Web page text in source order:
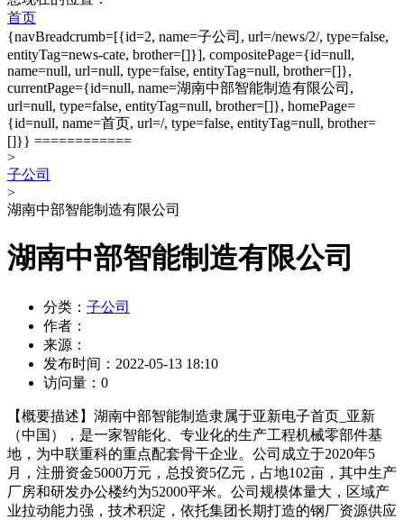
首页
{navBreadcrumb=[{id=2, name=子公司, url=/news/2/, type=false,
entityTag=news-cate, brother=[]}], compositePage={id=null,
name=null, url=null, type=false, entityTag=null, brother=[]},
currentPage={id=null, name=湖南中部智能制造有限公司,
url=null, type=false, entityTag=null, brother=[]}, homePage=
{id=null, name=首页, url=/, type=false, entityTag=null, brother=
[]}} ============
>
子公司
>
湖南中部智能制造有限公司
湖南中部智能制造有限公司
分类： 子公司
作者：
来源：
发布时间： 2022-05-13 18:10
访问量： 0
【概要描述】 湖南中部智能制造隶属于亚新电子首页_亚新
（中国），是一家智能化、专业化的生产工程机械零部件基
地，为中联重科的重点配套骨干企业。公司成立于2020年5
月，注册资金5000万元，总投资5亿元，占地102亩，其中生产
厂房和研发办公楼约为52000平米。公司规模体量大，区域产
业拉动能力强，技术积淀，依托集团长期打造的钢厂资源供应